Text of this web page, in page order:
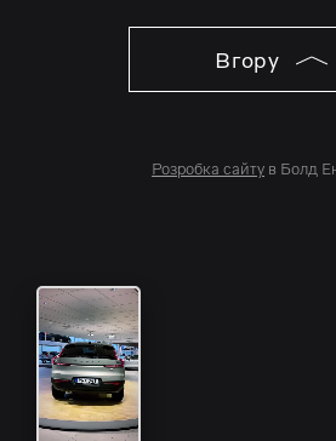
Вгору
Розробка сайту в Болд